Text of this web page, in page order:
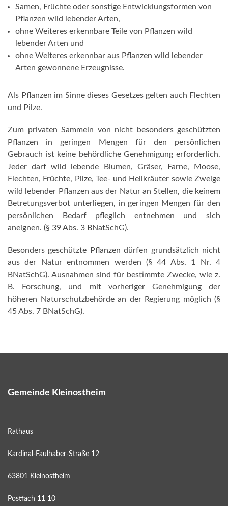
Samen, Früchte oder sonstige Entwicklungsformen von
Pflanzen wild lebender Arten,
ohne Weiteres erkennbare Teile von Pflanzen wild
lebender Arten und
ohne Weiteres erkennbar aus Pflanzen wild lebender
Arten gewonnene Erzeugnisse.
Als Pflanzen im Sinne dieses Gesetzes gelten auch Flechten
und Pilze.
Zum privaten Sammeln von nicht besonders geschützten
Pflanzen in geringen Mengen für den persönlichen
Gebrauch ist keine behördliche Genehmigung erforderlich.
Jeder darf wild lebende Blumen, Gräser, Farne, Moose,
Flechten, Früchte, Pilze, Tee- und Heilkräuter sowie Zweige
wild lebender Pflanzen aus der Natur an Stellen, die keinem
Betretungsverbot unterliegen, in geringen Mengen für den
persönlichen Bedarf pfleglich entnehmen und sich
aneignen. (§ 39 Abs. 3 BNatSchG).
Besonders geschützte Pflanzen dürfen grundsätzlich nicht
aus der Natur entnommen werden (§ 44 Abs. 1 Nr. 4
BNatSchG). Ausnahmen sind für bestimmte Zwecke, wie z.
B. Forschung, und mit vorheriger Genehmigung der
höheren Naturschutzbehörde an der Regierung möglich (§
45 Abs. 7 BNatSchG).
Gemeinde Kleinostheim
Rathaus
Kardinal-Faulhaber-Straße 12
63801 Kleinostheim
Postfach 11 10